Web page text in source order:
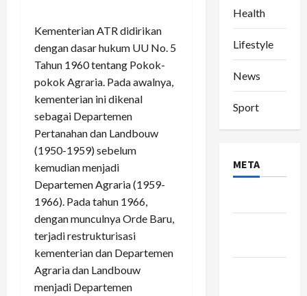
Kementerian ATR didirikan
dengan dasar hukum UU No. 5
Tahun 1960 tentang Pokok-
pokok Agraria. Pada awalnya,
kementerian ini dikenal
sebagai Departemen
Pertanahan dan Landbouw
(1950-1959) sebelum
kemudian menjadi
Departemen Agraria (1959-
1966). Pada tahun 1966,
dengan munculnya Orde Baru,
terjadi restrukturisasi
kementerian dan Departemen
Agraria dan Landbouw
menjadi Departemen
Health
Lifestyle
News
Sport
META